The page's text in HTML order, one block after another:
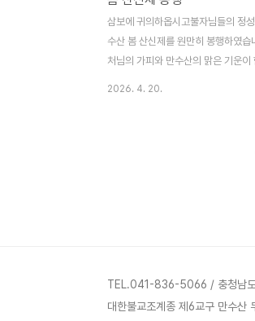
삼보에 귀의하옵시고불자님들의 정
수산 봄 산신제를 원만히 봉행하였습
처님의 가피와 만수산의 맑은 기운이
2026. 4. 20.
TEL.041-836-5066 / 충청남
대한불교조계종 제6교구 만수산